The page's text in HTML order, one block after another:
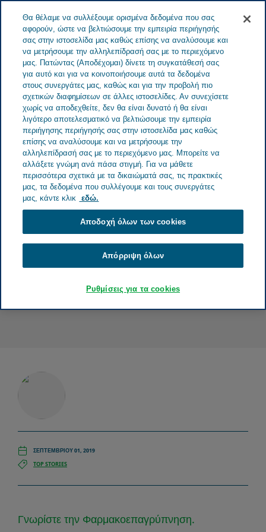
ΕΛΛΆΔΑ
Δείτε όλες τις ιστορίες Η ασφάλεια των
ασθενών είναι μια ξεχωριστή αποστολή
Η ασφάλεια των ασθενών
είναι μια ξεχωριστή αποστολή
ΣΕΠΤΕΜΒΡΊΟΥ 01, 2019
TOP STORIES
Γνωρίστε την Φαρμακοεπαγρύπνηση.
Θα θέλαμε να συλλέξουμε ορισμένα δεδομένα που σας
αφορούν, ώστε να βελτιώσουμε την εμπειρία περιήγησής
σας στην ιστοσελίδα μας καθώς επίσης να αναλύσουμε και
να μετρήσουμε την αλληλεπίδρασή σας με το περιεχόμενο
μας. Πατώντας (Αποδέχομαι) δίνετε τη συγκατάθεσή σας
για αυτό και για να κοινοποιήσουμε αυτά τα δεδομένα
στους συνεργάτες μας, καθώς και για την προβολή πιο
σχετικών διαφημίσεων σε άλλες ιστοσελίδες. Αν συνεχίσετε
χωρίς να αποδεχθείτε, δεν θα είναι δυνατό ή θα είναι
λιγότερο αποτελεσματικό να βελτιώσουμε την εμπειρία
περιήγησης περιήγησής σας στην ιστοσελίδα μας καθώς
επίσης να αναλύσουμε και να μετρήσουμε την
αλληλεπίδρασή σας με το περιεχόμενο μας. Μπορείτε να
αλλάξετε γνώμη ανά πάσα στιγμή. Για να μάθετε
περισσότερα σχετικά με τα δικαιώματά σας, τις πρακτικές
μας, τα δεδομένα που συλλέγουμε και τους συνεργάτες
μας, κάντε κλικ εδώ.
Αποδοχή όλων των cookies
Απόρριψη όλων
Ρυθμίσεις για τα cookies